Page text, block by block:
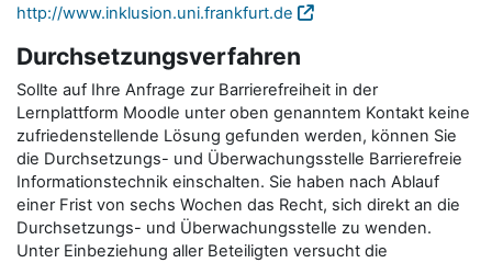
http://www.inklusion.uni.frankfurt.de
Durchsetzungsverfahren
Sollte auf Ihre Anfrage zur Barrierefreiheit in der
Lernplattform Moodle unter oben genanntem Kontakt keine
zufriedenstellende Lösung gefunden werden, können Sie
die Durchsetzungs- und Überwachungsstelle Barrierefreie
Informationstechnik einschalten. Sie haben nach Ablauf
einer Frist von sechs Wochen das Recht, sich direkt an die
Durchsetzungs- und Überwachungsstelle zu wenden.
Unter Einbeziehung aller Beteiligten versucht die